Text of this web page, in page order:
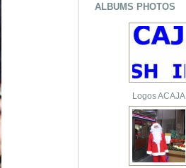
ALBUMS PHOTOS
Logos ACAJA